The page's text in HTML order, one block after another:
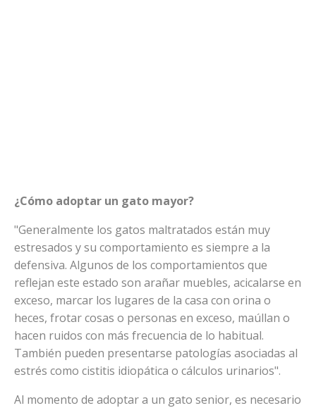
¿Cómo adoptar un gato mayor?
"Generalmente los gatos maltratados están muy
estresados y su comportamiento es siempre a la
defensiva. Algunos de los comportamientos que
reflejan este estado son arañar muebles, acicalarse en
exceso, marcar los lugares de la casa con orina o
heces, frotar cosas o personas en exceso, maúllan o
hacen ruidos con más frecuencia de lo habitual.
También pueden presentarse patologías asociadas al
estrés como cistitis idiopática o cálculos urinarios".
Al momento de adoptar a un gato senior, es necesario